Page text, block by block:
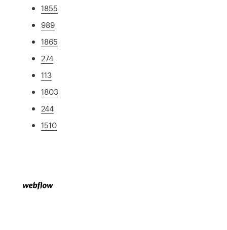
1855
989
1865
274
113
1803
244
1510